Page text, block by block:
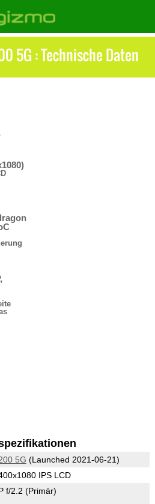
5G : Technische Daten
5G (Launched 2021-06-21)
IPS LCD
f/2.2 (Primär)